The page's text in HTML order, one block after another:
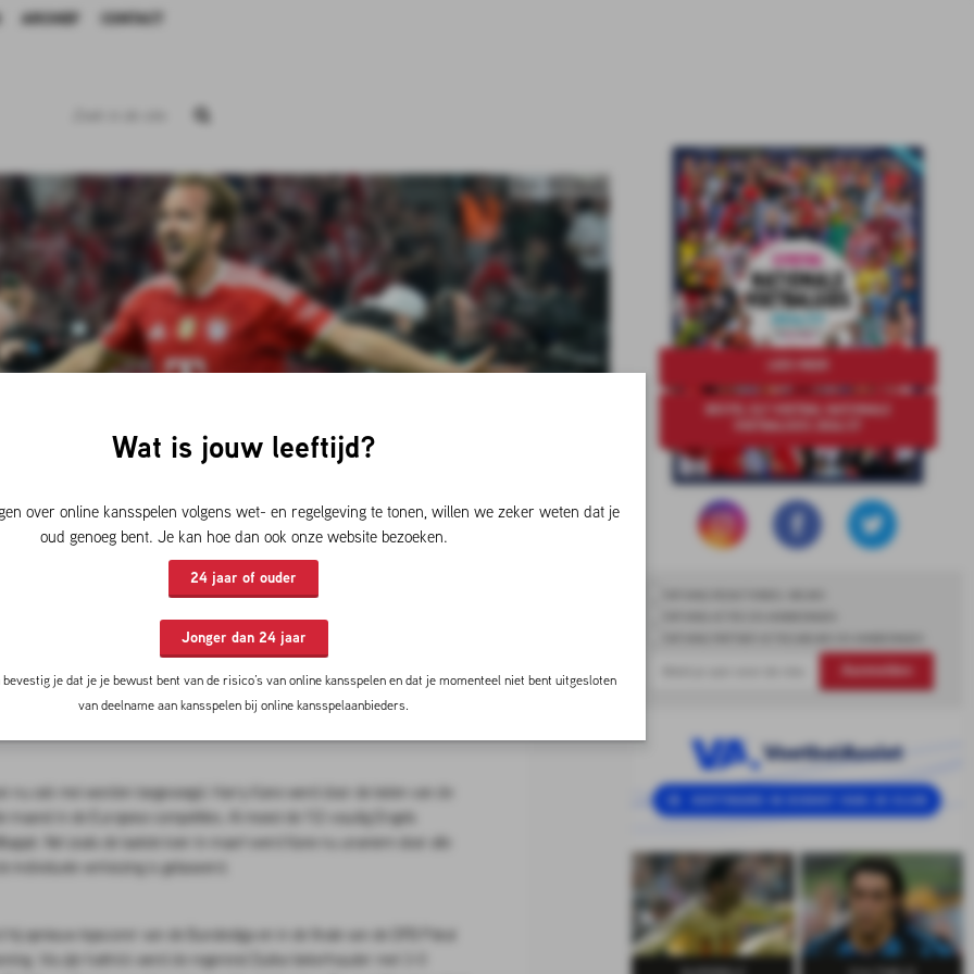
ARCHIEF CONTACT
Foto: Pro Shots
tot ESM Speler van de Maand,
Harry Kane uitgeroepen tot ESM Speler van de Maand.
Bayern München de prijs als beste speler van alle
jarige aanvaller werd unaniem gekozen. Hij bleef een
van Arsenal voor. Een Nederlander ontving twee
nu ook mei worden toegevoegd. Harry Kane werd door de leden van de
maand in de Europese competities. Al moest de 112-voudig Engels
Net zoals de laatste keer in maart werd Kane nu unaniem door alle
verkiezing is gebaseerd.
opnieuw topscorer van de Bundesliga en in de finale van de DFB Pokal
Via zijn hattrick werd de regerend Duitse bekerhouder met 3-0
BESTEL ELF VOETBAL NATIONALE
Aanmelden
Wat is jouw leeftijd?
over online kansspelen volgens wet- en regelgeving te tonen, willen we zeker weten dat je
oud genoeg bent. Je kan hoe dan ook onze website bezoeken.
24 jaar of ouder
Jonger dan 24 jaar
je dat je je bewust bent van de risico’s van online kansspelen en dat je momenteel niet bent uitgesloten
van deelname aan kansspelen bij online kansspelaanbieders.